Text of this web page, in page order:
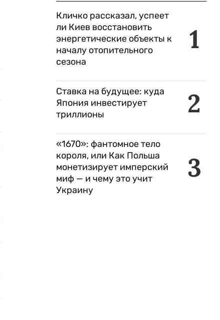
1
Кличко рассказал, успеет
ли Киев восстановить
энергетические объекты к
началу отопительного
сезона
2
Ставка на будущее: куда
Япония инвестирует
триллионы
3
«1670»: фантомное тело
короля, или Как Польша
монетизирует имперский
миф — и чему это учит
Украину